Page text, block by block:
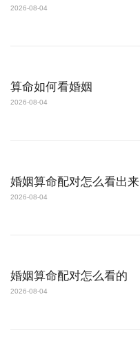
2026-08-04
算命如何看婚姻
2026-08-04
婚姻算命配对怎么看出来
2026-08-04
婚姻算命配对怎么看的
2026-08-04